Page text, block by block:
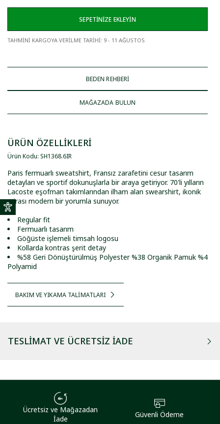
SEPETİNİZE EKLEYİN
TAHMİNİ KARGOYA VERİLME TARİHİ: 9 - 11 AĞUSTOS
BEDEN REHBERİ
MAĞAZADA BULUN
ÜRÜN ÖZELLİKLERİ
Ürün Kodu: SH1368.6IR
Paris fermuarlı sweatshirt, Fransız zarafetini cesur tasarım
detayları ve sportif dokunuşlarla bir araya getiriyor. 70'li yılların
Lacoste eşofman takımlarından ilham alan swearshirt, ikonik
mirası modern bir yorumla sunuyor.
Regular fit
Fermuarlı tasarım
Göğüste işlemeli timsah logosu
Kollarda kontras şerit detay
%58 Geri Dönüştürülmüş Polyester %38 Organik Pamuk %4
Polyamid
BAKIM VE YIKAMA TALİMATLARI
TESLIMAT VE ÜCRETSIZ İADE
Ücretsiz ve Mağazadan
İade
Güvenli Ödeme